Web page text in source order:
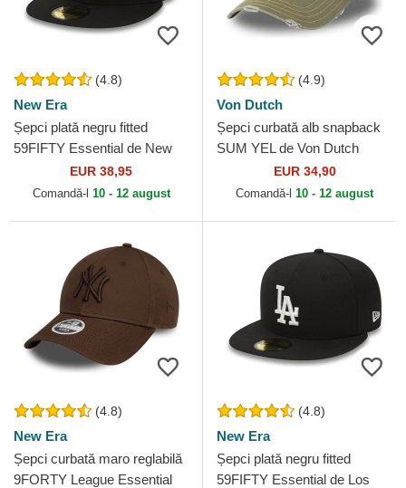
(4.8)
New Era
Șepci plată negru fitted
59FIFTY Essential de New
York Yankees MLB de New
Era
EUR 38,95
Comandă-l 10 - 12 august
(4.9)
Von Dutch
Șepci curbată alb snapback
SUM YEL de Von Dutch
EUR 34,90
Comandă-l 10 - 12 august
(4.8)
New Era
Șepci curbată maro reglabilă
9FORTY League Essential
(4.8)
New Era
Șepci plată negru fitted
59FIFTY Essential de Los